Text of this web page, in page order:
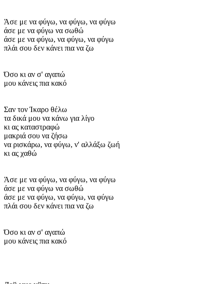
Άσε με να φύγω, να φύγω, να φύγω
άσε με να φύγω να σωθώ
άσε με να φύγω, να φύγω, να φύγω
πλάι σου δεν κάνει πια να ζω
Όσο κι αν σ' αγαπώ
μου κάνεις πια κακό
Σαν τον Ίκαρο θέλω
τα δικά μου να κάνω για λίγο
κι ας καταστραφώ
μακριά σου να ζήσω
να ρισκάρω, να φύγω, ν' αλλάξω ζωή
κι ας χαθώ
Άσε με να φύγω, να φύγω, να φύγω
άσε με να φύγω να σωθώ
άσε με να φύγω, να φύγω, να φύγω
πλάι σου δεν κάνει πια να ζω
Όσο κι αν σ' αγαπώ
μου κάνεις πια κακό